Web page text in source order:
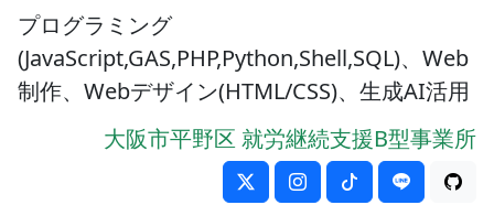
プログラミング
(JavaScript,GAS,PHP,Python,Shell,SQL)、Web
制作、Webデザイン(HTML/CSS)、生成AI活用
大阪市平野区 就労継続支援B型事業所